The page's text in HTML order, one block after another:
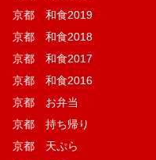
京都 和食2019
京都 和食2018
京都 和食2017
京都 和食2016
京都 お弁当
京都 持ち帰り
京都 天ぷら